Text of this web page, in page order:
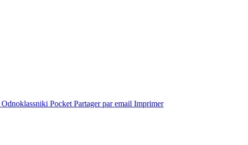
Odnoklassniki Pocket Partager par email Imprimer